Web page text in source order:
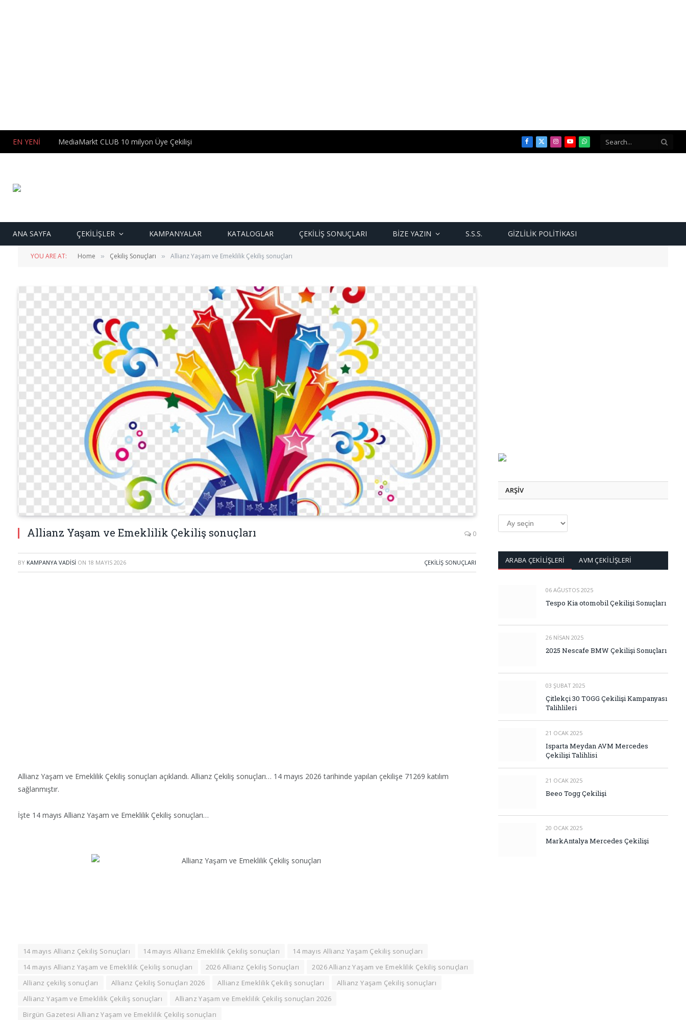
EN YENİ MediaMarkt CLUB 10 milyon Üye Çekilişi Facebook
X
Instagram
YouTubeWhatsApp
ANA SAYFA ÇEKİLİŞLER KAMPANYALAR KATALOGLAR ÇEKİLİŞ SONUÇLARI BIZE YAZIN S.S.S. GIZLILIK POLITIKASI
YOU ARE AT: Home » Çekiliş Sonuçları » Allianz Yaşam ve Emeklilik Çekiliş sonuçları
Allianz Yaşam ve Emeklilik Çekiliş sonuçları 0
BY KAMPANYA VADISI ON 18 MAYIS 2026 ÇEKILIŞ SONUÇLARI
Allianz Yaşam ve Emeklilik Çekiliş sonuçları açıklandı. Allianz Çekiliş sonuçları… 14 mayıs 2026 tarihinde yapılan çekilişe 71269 katılım
sağlanmıştır.
İşte 14 mayıs Allianz Yaşam ve Emeklilik Çekiliş sonuçları…
14 mayıs Allianz Çekiliş Sonuçları 14 mayıs Allianz Emeklilik Çekiliş sonuçları
14 mayıs Allianz Yaşam Çekiliş sonuçları
14 mayıs Allianz Yaşam ve Emeklilik Çekiliş sonuçları
2026 Allianz Çekiliş Sonuçları
2026 Allianz Yaşam ve Emeklilik Çekiliş sonuçları
Allianz çekiliş sonuçları
Allianz Çekiliş Sonuçları 2026 Allianz Emeklilik Çekiliş sonuçları
Allianz Yaşam Çekiliş sonuçları
Allianz Yaşam ve Emeklilik Çekiliş sonuçları
Allianz Yaşam ve Emeklilik Çekiliş sonuçları 2026
Birgün Gazetesi Allianz Yaşam ve Emeklilik Çekiliş sonuçları
ARŞİV
ARŞİV
ARABA ÇEKİLİŞLERİ AVM ÇEKİLİŞLERİ
06 AĞUSTOS 2025
Tespo Kia otomobil Çekilişi Sonuçları
26 NISAN 2025
2025 Nescafe BMW Çekilişi Sonuçları
03 ŞUBAT 2025
Çitlekçi 30 TOGG Çekilişi Kampanyası
Talihlileri
21 OCAK 2025
Isparta Meydan AVM Mercedes
Çekilişi Talihlisi
21 OCAK 2025
Beeo Togg Çekilişi
20 OCAK 2025
MarkAntalya Mercedes Çekilişi